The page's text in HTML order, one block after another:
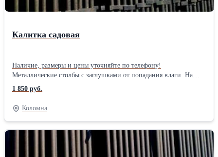
Калитка садовая
Наличие, размеры и цены уточняйте по телефону!
Металлические столбы с заглушками от попадания влаги. На
столбах приварены планки или крючки для удобства монтажа
забора. Высота 2м, 2,4м , 3м, диаметр от 32 до 76, профильные
от 40*20 до 80*80. Оцинкованная ,плетеная сетка рабица для
забора, вольера, курятника. Высота 1,0 м. 1,2м, 1,5м, 1,8м, 2м,
ячейка 50*50 мм, толщина проволоки 1,6мм, края загнуты,
длина рулона по 10 метров. Каркас из профильной трубы 25*25
покрыты грунтовкой. В середине ворот ребро жесткости,
проушина под навесной замок, штыри в землю, ворота на двух
1 850 руб.
Коломна